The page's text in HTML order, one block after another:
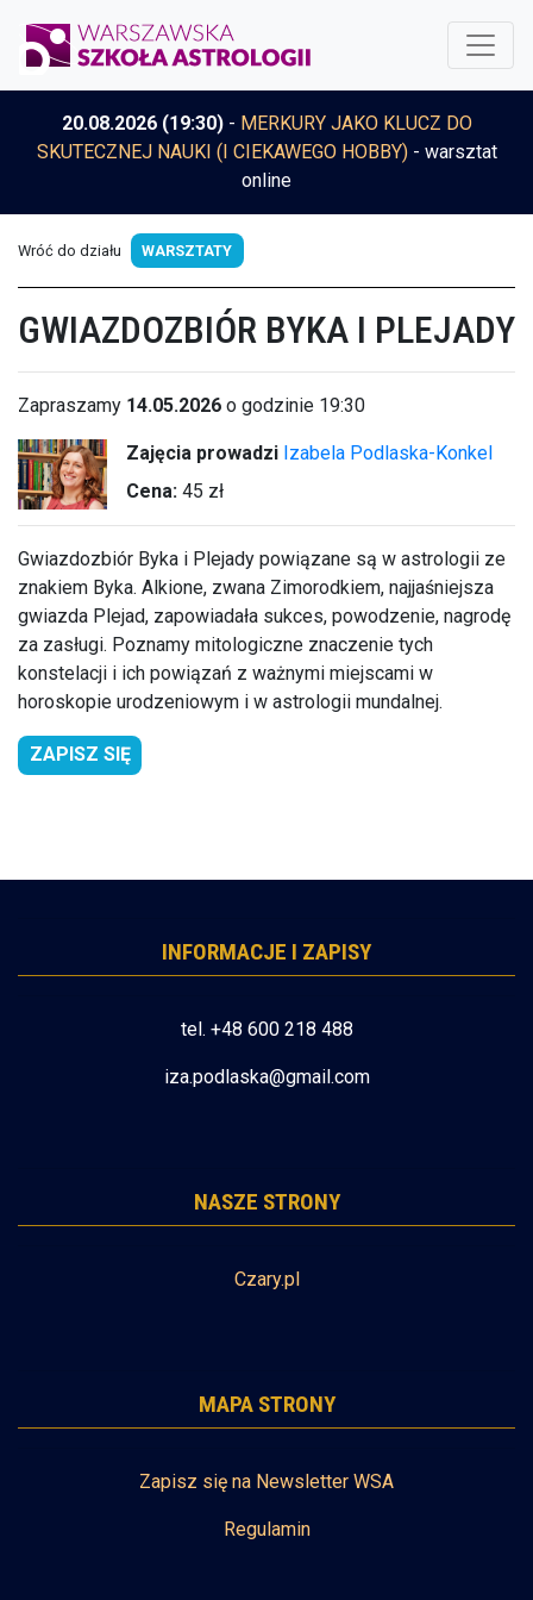
20.08.2026 (19:30)- MERKURY JAKO KLUCZ DO
SKUTECZNEJ NAUKI (I CIEKAWEGO HOBBY)- warsztat
online
Wróć do działu WARSZTATY
GWIAZDOZBIÓR BYKA I PLEJADY
Zapraszamy 14.05.2026 o godzinie 19:30
Zajęcia prowadzi Izabela Podlaska-Konkel
Cena: 45 zł
Gwiazdozbiór Byka i Plejady powiązane są w astrologii ze
znakiem Byka. Alkione, zwana Zimorodkiem, najjaśniejsza
gwiazda Plejad, zapowiadała sukces, powodzenie, nagrodę
za zasługi. Poznamy mitologiczne znaczenie tych
konstelacji i ich powiązań z ważnymi miejscami w
horoskopie urodzeniowym i w astrologii mundalnej.
ZAPISZ SIĘ
INFORMACJE I ZAPISY
tel. +48 600 218 488
iza.podlaska@gmail.com
NASZE STRONY
Czary.pl
MAPA STRONY
Zapisz się na Newsletter WSA
Regulamin